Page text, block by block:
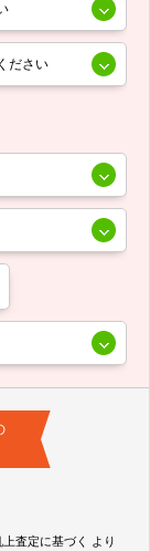
査定に基づく
より